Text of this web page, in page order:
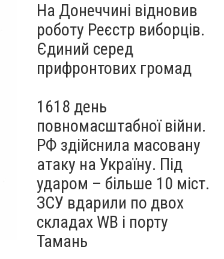
новому українському
фільмі, - ФОТО
На Донеччині відновив
роботу Реєстр виборців.
Єдиний серед
прифронтових громад
1618 день
повномасштабної війни.
РФ здійснила масовану
атаку на Україну. Під
ударом – більше 10 міст.
ЗСУ вдарили по двох
складах WB і порту
Тамань